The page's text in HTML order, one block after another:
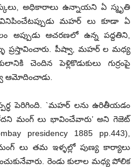
అధికారాలు ఉన్నాయని ఏ స్మృతి
మహర్ లు కూడా ఏ
అప్పుడు ఆచరణలో ఉన్న పద్దతిని,
పీష్వా, మహర్ ల మధ్య
చెందిన పెళ్లికొడుకులు గుర్రంపై
ఆమోదించాడు.
పెరిగింది. `మహర్ లను ఉరితీయడం
మంగ్ లు భావించేవారు’ అని గెజెట్
presidency 1885 pp.443),
లు తమ ఇళ్ళల్లో పుణ్య కార్యాలు
రెండు కులాల మధ్య పోలిక